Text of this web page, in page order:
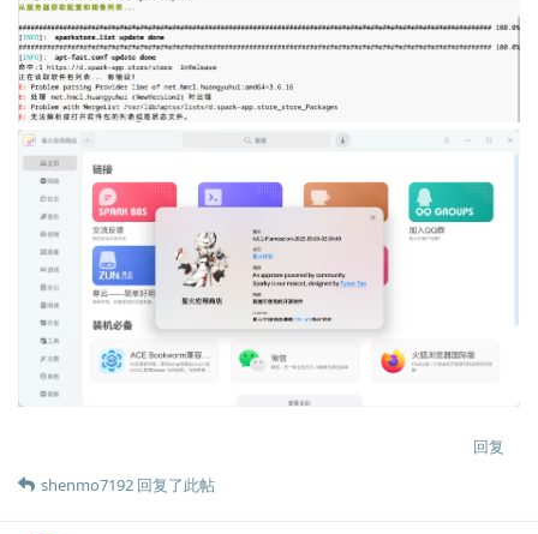
回复
shenmo7192 回复了此帖